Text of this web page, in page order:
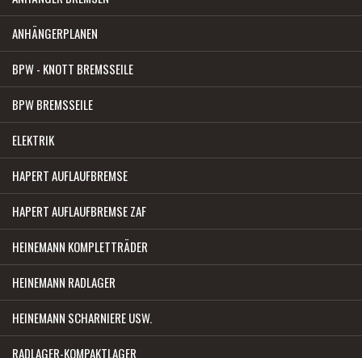
ANHÄNGERPLANEN
BPW - KNOTT BREMSSEILE
BPW BREMSSEILE
ELEKTRIK
HAPERT AUFLAUFBREMSE
HAPERT AUFLAUFBREMSE ZAF
HEINEMANN KOMPLETTRÄDER
HEINEMANN RADLAGER
HEINEMANN SCHARNIERE USW.
RADLAGER-KOMPAKTLAGER